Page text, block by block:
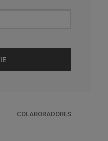
COLABORADORES